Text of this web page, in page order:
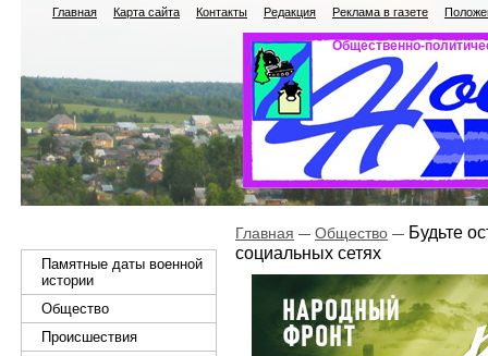
Главная Карта сайта Контакты Редакция Реклама в газете
Общественно-
Памятные даты военной
истории
Общество
Происшествия
Главная Общество
Будьте
социальных сетях